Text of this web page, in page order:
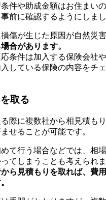
件や助成金額はお住まい
前に確認するようにしまし
傷が生じた原因が自然災害
合があります。
条件は加入する保険会社
している保険の内容をチ
取る
際に複数社から相見積も
せることが可能です。
て行う場合などでは、相
てしまうことも考えられま
ら見積もりを取れば、費